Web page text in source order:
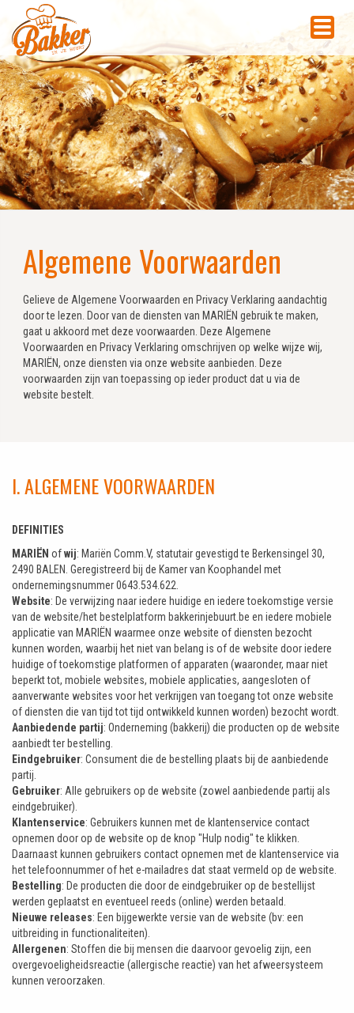
Algemene Voorwaarden
Gelieve de Algemene Voorwaarden en Privacy Verklaring aandachtig
door te lezen. Door van de diensten van MARIËN gebruik te maken,
gaat u akkoord met deze voorwaarden. Deze Algemene
Voorwaarden en Privacy Verklaring omschrijven op welke wijze wij,
MARIËN, onze diensten via onze website aanbieden. Deze
voorwaarden zijn van toepassing op ieder product dat u via de
website bestelt.
I. ALGEMENE VOORWAARDEN
DEFINITIES
MARIËN ofwij: Mariën Comm.V, statutair gevestigd te Berkensingel 30,
2490 BALEN. Geregistreerd bij de Kamer van Koophandel met
ondernemingsnummer 0643.534.622.
Website: De verwijzing naar iedere huidige en iedere toekomstige versie
van de website/het bestelplatform bakkerinjebuurt.be en iedere mobiele
applicatie van MARIËN waarmee onze website of diensten bezocht
kunnen worden, waarbij het niet van belang is of de website door iedere
huidige of toekomstige platformen of apparaten (waaronder, maar niet
beperkt tot, mobiele websites, mobiele applicaties, aangesloten of
aanverwante websites voor het verkrijgen van toegang tot onze website
of diensten die van tijd tot tijd ontwikkeld kunnen worden) bezocht wordt.
Aanbiedende partij: Onderneming (bakkerij) die producten op de website
aanbiedt ter bestelling.
Eindgebruiker: Consument die de bestelling plaats bij de aanbiedende
partij.
Gebruiker: Alle gebruikers op de website (zowel aanbiedende partij als
eindgebruiker).
Klantenservice: Gebruikers kunnen met de klantenservice contact
opnemen door op de website op de knop "Hulp nodig" te klikken.
Daarnaast kunnen gebruikers contact opnemen met de klantenservice via
het telefoonnummer of het e-mailadres dat staat vermeld op de website.
Bestelling: De producten die door de eindgebruiker op de bestellijst
werden geplaatst en eventueel reeds (online) werden betaald.
Nieuwe releases: Een bijgewerkte versie van de website (bv: een
uitbreiding in functionaliteiten).
Allergenen: Stoffen die bij mensen die daarvoor gevoelig zijn, een
overgevoeligheidsreactie (allergische reactie) van het afweersysteem
kunnen veroorzaken.